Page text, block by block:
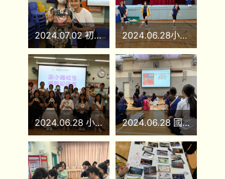
2024.07.02 初中-中三及離校生惜別會 2024.06.28小學STEM_紙飛機大賽
2024.06.28 小六惜別會 2024.06.28 國旗下的講話_國安法四周年